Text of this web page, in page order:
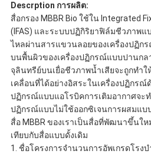
Descrption การผลิต:
สื่อกรอง MBBR Bio ใช้ใน Integrated
(IFAS) และระบบปฏิกิริยาฟิล์มชีวภาพแ
ไหลผ่านสารแขวนลอยของเครื่องปฏิกร
บนพื้นผิวของเครื่องปฏิกรณ์แบบปานกล
จุลินทรีย์บนเยื่อชีวภาพน้ำเสียจะถูกทำใ
เคลื่อนที่ได้อย่างอิสระในเครื่องปฏิกรณ์
ปฏิกรณ์แบบแอโรบิคการเติมอากาศจะ
ปฏิกรณ์แบบไม่ใช้ออกซิเจนการผสมแบ
สื่อ MBBR ของเราเป็นสื่อที่พัฒนาขึ้นใ
เทียบกับสื่อแบบดั้งเดิม
1. ชื่อโครงการจำนวนการอัพเกรดโรง